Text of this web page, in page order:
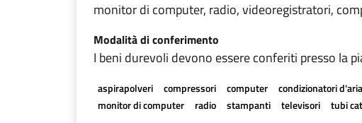
monitor di computer, radio, videoregistratori,
Modalità di conferimento
I beni durevoli devono essere conferiti presso la
aspirapolveri compressori computer condizionatori d'aria
monitor di computer
radio stampanti televisori tubi